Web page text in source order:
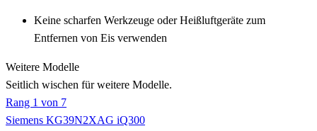
Keine scharfen Werkzeuge oder Heißluftgeräte zum
Entfernen von Eis verwenden
Weitere Modelle
Seitlich wischen für weitere Modelle.
Rang 1 von 7
Siemens KG39N2XAG iQ300